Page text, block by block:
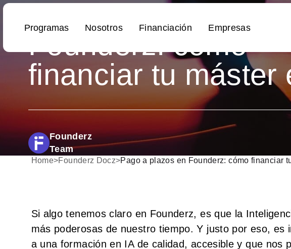
Pago a plazos en
Founderz: cómo
financiar tu máster
Founderz
Team
Home>Founderz Docz>Pago a plazos en Founderz: cómo financiar
Si algo tenemos claro en Founderz, es que la
más poderosas de nuestro tiempo. Y justo por eso, es
a una formación en IA de calidad, accesible y que nos